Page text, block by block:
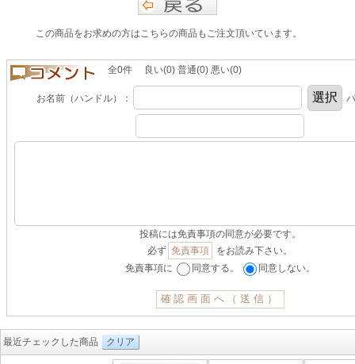
この商品をお求めの方はこちらの商品もご注文頂いています。
全0件 良い(0) 普通(0) 悪い(0)
お名前（ハンドル）：
投稿には免責事項の同意が必要です。
必ず 免責事項
をお読み下さい。
免責事項に
同意する。 同意しない。
最近チェックした商品 クリア